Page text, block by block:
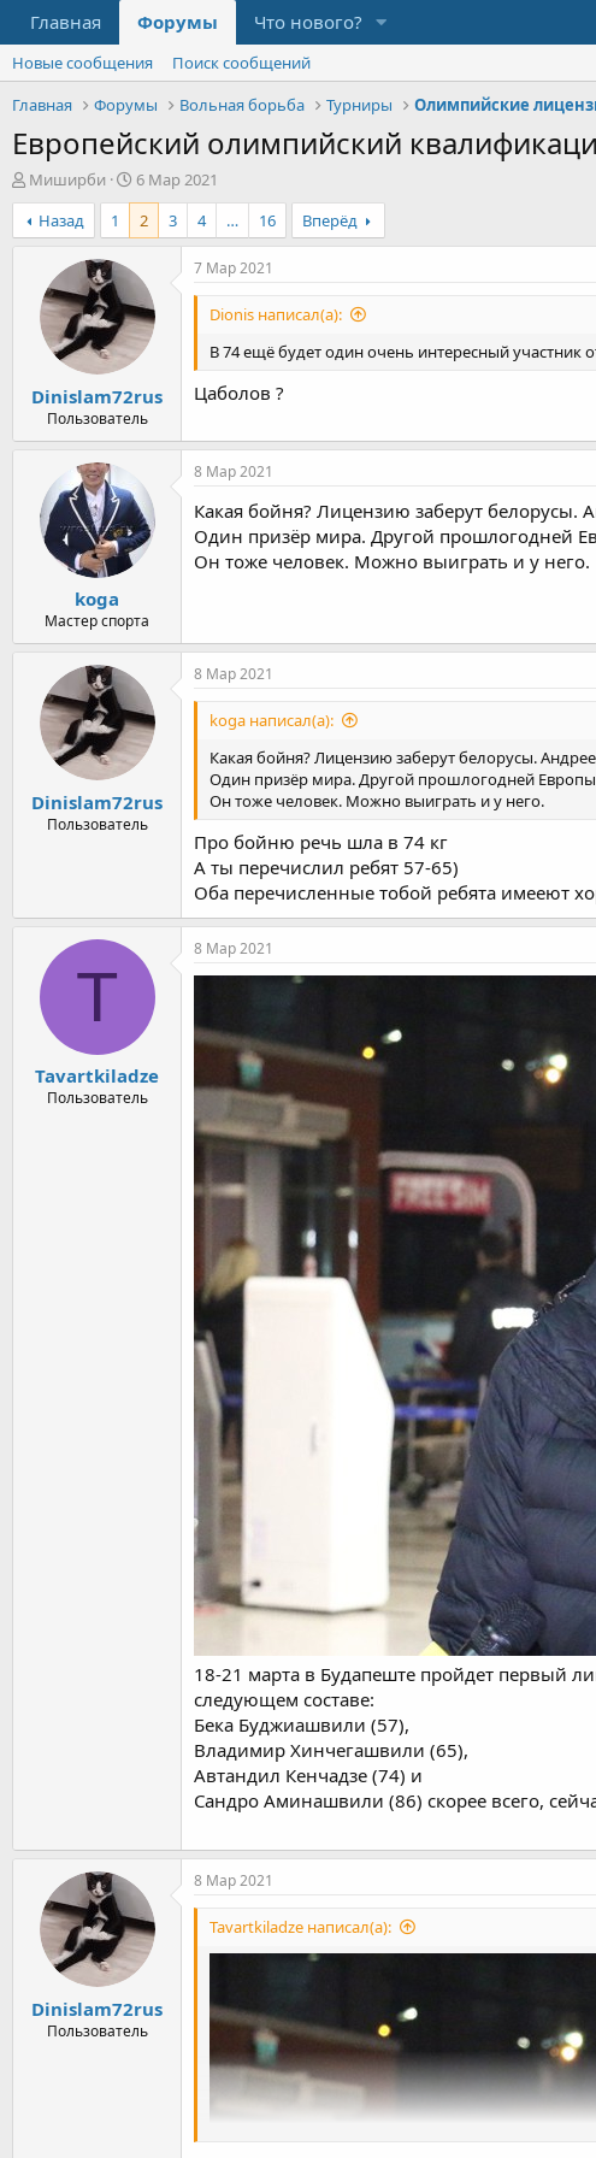
Главная Форумы Что нового?
Новые сообщения
Поиск сообщений
Главная
Форумы Вольная борьба Турниры Олимпийские
Европейский олимпийский
А
в
т
о
Миширби
Д
а
т
а
а
ч
а
л
6 Мар 2021
Назад
1 2 3 4 … 16 Вперёд
Dinislam72rus
Пользователь
7 Мар 2021
Dionis написал(а):
В 74 ещё будет один очень интересный участник
Цаболов ?
koga
Мастер спорта
8 Мар 2021
Какая бойня? Лицензию заберут белорусы.
Один призёр мира. Другой прошлогодней
Он тоже человек. Можно выиграть и у него.
Dinislam72rus
Пользователь
8 Мар 2021
koga написал(а):
Какая бойня? Лицензию заберут белорусы.
Один призёр мира. Другой прошлогодней
Он тоже человек. Можно выиграть и у него.
Про бойню речь шла в 74 кг
А ты перечислил ребят 57-65)
Оба перечисленные тобой ребята имееют
T
Tavartkiladze
Пользователь
8 Мар 2021
18-21 марта в Будапеште пройдет первый
следующем составе:
Бека Буджиашвили (57),
Владимир Хинчегашвили (65),
Автандил Кенчадзе (74) и
Сандро Аминашвили (86) скорее всего,
Dinislam72rus
Пользователь
8 Мар 2021
Tavartkiladze написал(а):